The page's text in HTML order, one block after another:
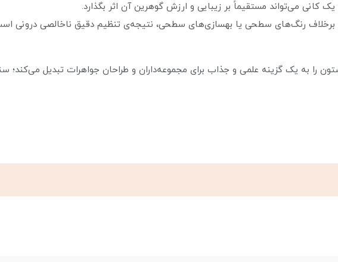
می‌تواند مستقیماً بر زیبایی و ارزش گوهرین آن اثر بگذارد.
رنگ‌های سطحی یا بهسازی‌های سطحی، نتیجه‌ی تنظیم دقیق ناخالصی درونی
را به یک گزینه علمی و جذاب برای مجموعه‌داران و طراحان جواهرات تبدیل می‌کند؛